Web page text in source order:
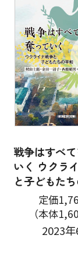
戦争はすべ
いく ウクラ
と子どもた
定価
（本体
2023年